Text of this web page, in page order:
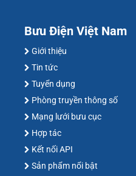
Bưu Điện Việt Nam
Giới thiệu
Tin tức
Tuyển dụng
Phòng truyền thông số
Mạng lưới bưu cục
Hợp tác
Kết nối API
Sản phẩm nổi bật